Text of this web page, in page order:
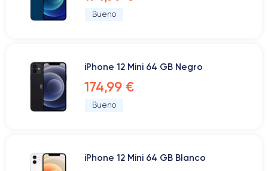
Bueno
iPhone 12 Mini 64 GB Negro
174,99 €
Bueno
iPhone 12 Mini 64 GB Blanco